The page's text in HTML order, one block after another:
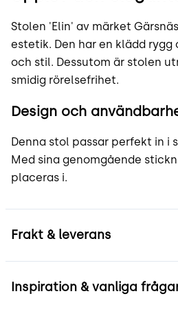
Stolen 'Elin' av märket
estetik. Den har en klädd
och stil. Dessutom är stolen
smidig rörelsefrihet.
Design och
Denna stol passar perfekt in i
Med sina genomgående
placeras i.
Frakt & leverans
Inspiration & vanliga